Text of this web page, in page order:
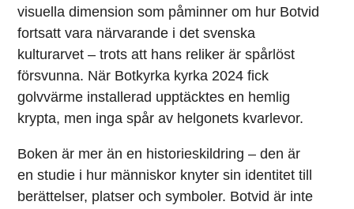
visuella dimension som påminner om hur Botvid
fortsatt vara närvarande i det svenska
kulturarvet – trots att hans reliker är spårlöst
försvunna. När Botkyrka kyrka 2024 fick
golvvärme installerad upptäcktes en hemlig
krypta, men inga spår av helgonets kvarlevor.
Boken är mer än en historieskildring – den är
en studie i hur människor knyter sin identitet till
berättelser, platser och symboler. Botvid är inte